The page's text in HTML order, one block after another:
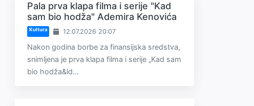
Pala prva klapa filma i serije "Kad
sam bio hodža" Ademira Kenovića
Kultura 12.07.2026 20:07
Nakon godina borbe za finansijska sredstva,
snimljena je prva klapa filma i serije „Kad sam
bio hodža&ld...